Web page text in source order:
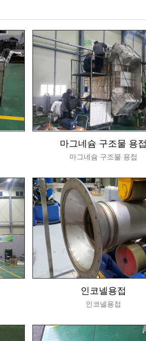
마그네슘 구조물 용접
마그네슘 구조물 용접
인코넬용접
인코넬용접